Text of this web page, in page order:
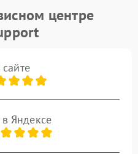
центре
в Яндексе